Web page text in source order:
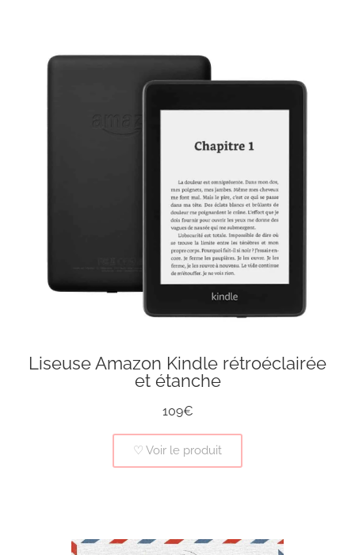
Liseuse Amazon Kindle rétroéclairée
et étanche
109€
♡ Voir le produit